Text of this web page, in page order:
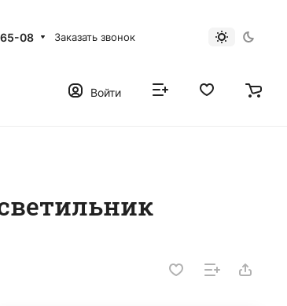
08 Заказать звонок
Войти